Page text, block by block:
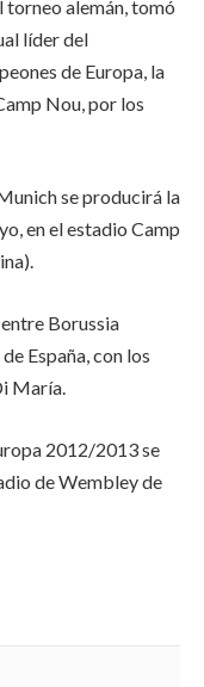
torneo alemán, tomó
líder del
de Europa, la
Nou, por los
se producirá la
en el estadio Camp
Borussia
España, con los
María.
2012/2013 se
de Wembley de